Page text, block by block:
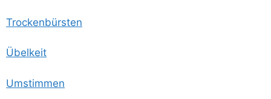
Tro­cken­bürs­ten
Übel­keit
Umstim­men